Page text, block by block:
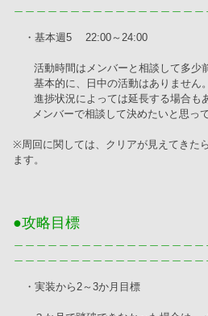
・基本週5　 22:00～24:00
活動時間はメンバーと相談して多少前
基本的に、日中の活動はありません。
進捗状況によっては延長する場合もあ
メンバーで相談して決めたいと思っ
※周回に関しては、クリアが見えてきた
ます。
●攻略目標
・実装から2～3か月目標